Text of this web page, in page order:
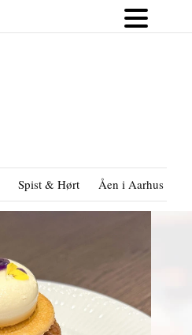
Spist & Hørt Åen i Aarhus